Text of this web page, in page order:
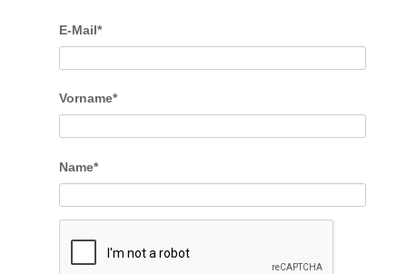
E-Mail*
Vorname*
Name*